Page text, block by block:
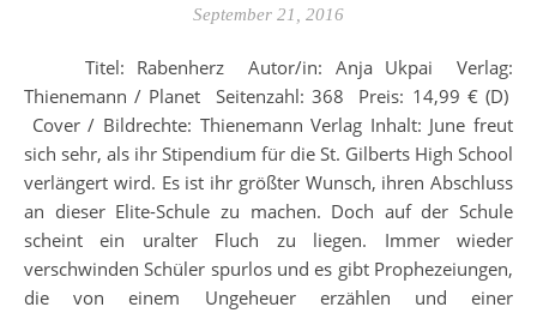
September 21, 2016
Titel: Rabenherz Autor/in: Anja Ukpai Verlag:
Thienemann / Planet Seitenzahl: 368 Preis: 14,99 € (D)
Cover / Bildrechte: Thienemann Verlag Inhalt: June freut
sich sehr, als ihr Stipendium für die St. Gilberts High School
verlängert wird. Es ist ihr größter Wunsch, ihren Abschluss
an dieser Elite-Schule zu machen. Doch auf der Schule
scheint ein uralter Fluch zu liegen. Immer wieder
verschwinden Schüler spurlos und es gibt Prophezeiungen,
die von einem Ungeheuer erzählen und einer